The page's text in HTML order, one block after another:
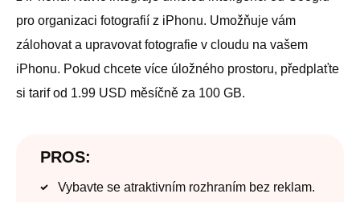
pro organizaci fotografií z iPhonu. Umožňuje vám
zálohovat a upravovat fotografie v cloudu na vašem
iPhonu. Pokud chcete více úložného prostoru, předplaťte
si tarif od 1.99 USD měsíčně za 100 GB.
PROS:
Vybavte se atraktivním rozhraním bez reklam.